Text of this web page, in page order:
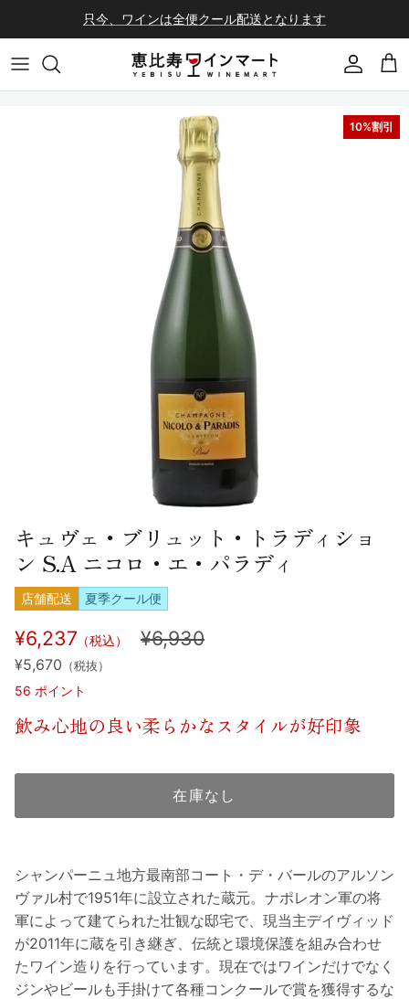
コンテンツへスキップ只今、ワインは全便クール配送となります
会員登
カ
10%割引
キュヴェ・ブリュット・トラディショ
ン S.A ニコロ・エ・パラディ
店舗配送 夏季クール便
¥6,237 （税込） ¥6,930
¥5,670 （税抜）
56 ポイント
飲み心地の良い柔らかなスタイルが好印象
在庫なし
シャンパーニュ地方最南部コート・デ・バールのアルソン
ヴァル村で1951年に設立された蔵元。ナポレオン軍の将
軍によって建てられた壮観な邸宅で、現当主デイヴィッド
が2011年に蔵を引き継ぎ、伝統と環境保護を組み合わせ
たワイン造りを行っています。現在ではワインだけでなく
ジンやビールも手掛けて各種コンクールで賞を獲得するな